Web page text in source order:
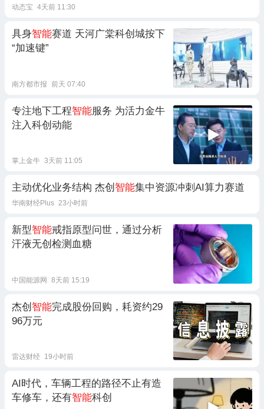
动态宝 4天前 11:30
具身智能赛道 天河广棠科创城按下
“加速键”
南方都市报 前天 07:40
专注地下工程智能服务 为活力金牛
注入科创动能
掌上金牛 3天前 11:05
主动优化业务结构 杰创 智能集中资源冲刺AI算力赛道
华南财经Plus 23小时前
新型智能戒指原型问世，通过分析
汗液无创检测血糖
中国能源网 8天前 15:19
杰创 智能完成股份回购，耗资约29
96万元
雷达财经 19小时前
AI时代，车辆工程的路径不止有造
车修车，还有智能科创